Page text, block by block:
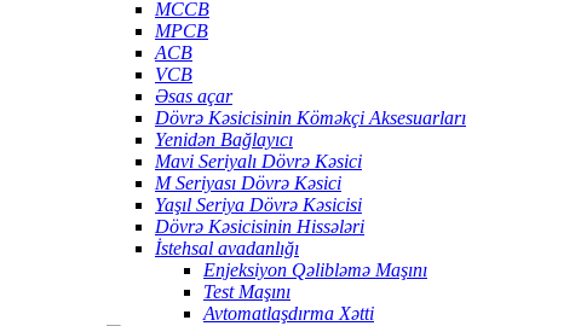
MCCB
MPCB
ACB
VCB
Əsas açar
Dövrə Kəsicisinin Köməkçi Aksesuarları
Yenidən Bağlayıcı
Mavi Seriyalı Dövrə Kəsici
M Seriyası Dövrə Kəsici
Yaşıl Seriya Dövrə Kəsicisi
Dövrə Kəsicisinin Hissələri
İstehsal avadanlığı
Enjeksiyon Qəlibləmə Maşını
Test Maşını
Avtomatlaşdırma Xətti